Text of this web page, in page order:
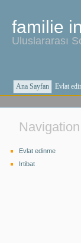
familie
Uluslararası
Ana Sayfan Evlat
Navigation
Evlat edinme
Irtibat